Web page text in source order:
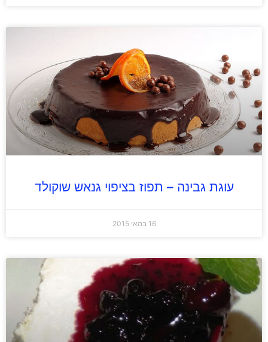
עוגת גבינה – תפוז בציפוי גנאש שוקולד
16 במאי 2015